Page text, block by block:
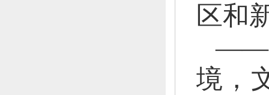
区和
——
境，